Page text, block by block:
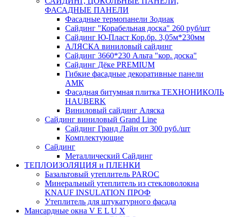
ФАСАДНЫЕ ПАНЕЛИ
Фасадные термопанели Зодиак
Сайдинг "Корабельная доска" 260 руб/шт
Сайдинг Ю-Пласт Кор.бр. 3,05м*230мм
АЛЯСКА виниловый сайдинг
Сайдинг 3660*230 Альта "кор. доска"
Сайдинг Дёке PREMIUM
Гибкие фасадные декоративные панели
АМК
Фасадная битумная плитка ТЕХНОНИКОЛЬ
HAUBERK
Виниловый сайдинг Аляска
Сайдинг виниловый Grand Line
Сайдинг Гранд Лайн от 300 руб./шт
Комплектующие
Сайдинг
Металлический Сайдинг
ТЕПЛОИЗОЛЯЦИЯ и ПЛЕНКИ
Базальтовый утеплитель PAROC
Минеральный утеплитель из стекловолокна
KNAUF INSULATION ПРОФ
Утеплитель для штукатурного фасада
Мансардные окна V E L U X